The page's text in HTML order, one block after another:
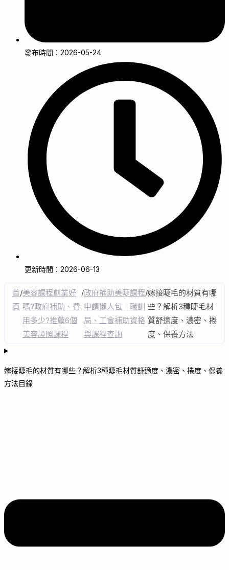
發布時間：2026-05-24
更新時間：2026-06-13
首
頁
/美容課程創業好
嗎?政府補助、費
用多少?推薦6個
美容證照課程
/政府補助美睫課程
申請懶人包｜職訓
局、工會補助資格
與課程查詢
/嫁接睫毛的材質有哪
些？解析3種睫毛材
質舒適度、濃密、捲
度、保養方法
嫁接睫毛的材質有哪些？解析3種睫毛材質舒適度、濃密、捲度、保養
方法目錄